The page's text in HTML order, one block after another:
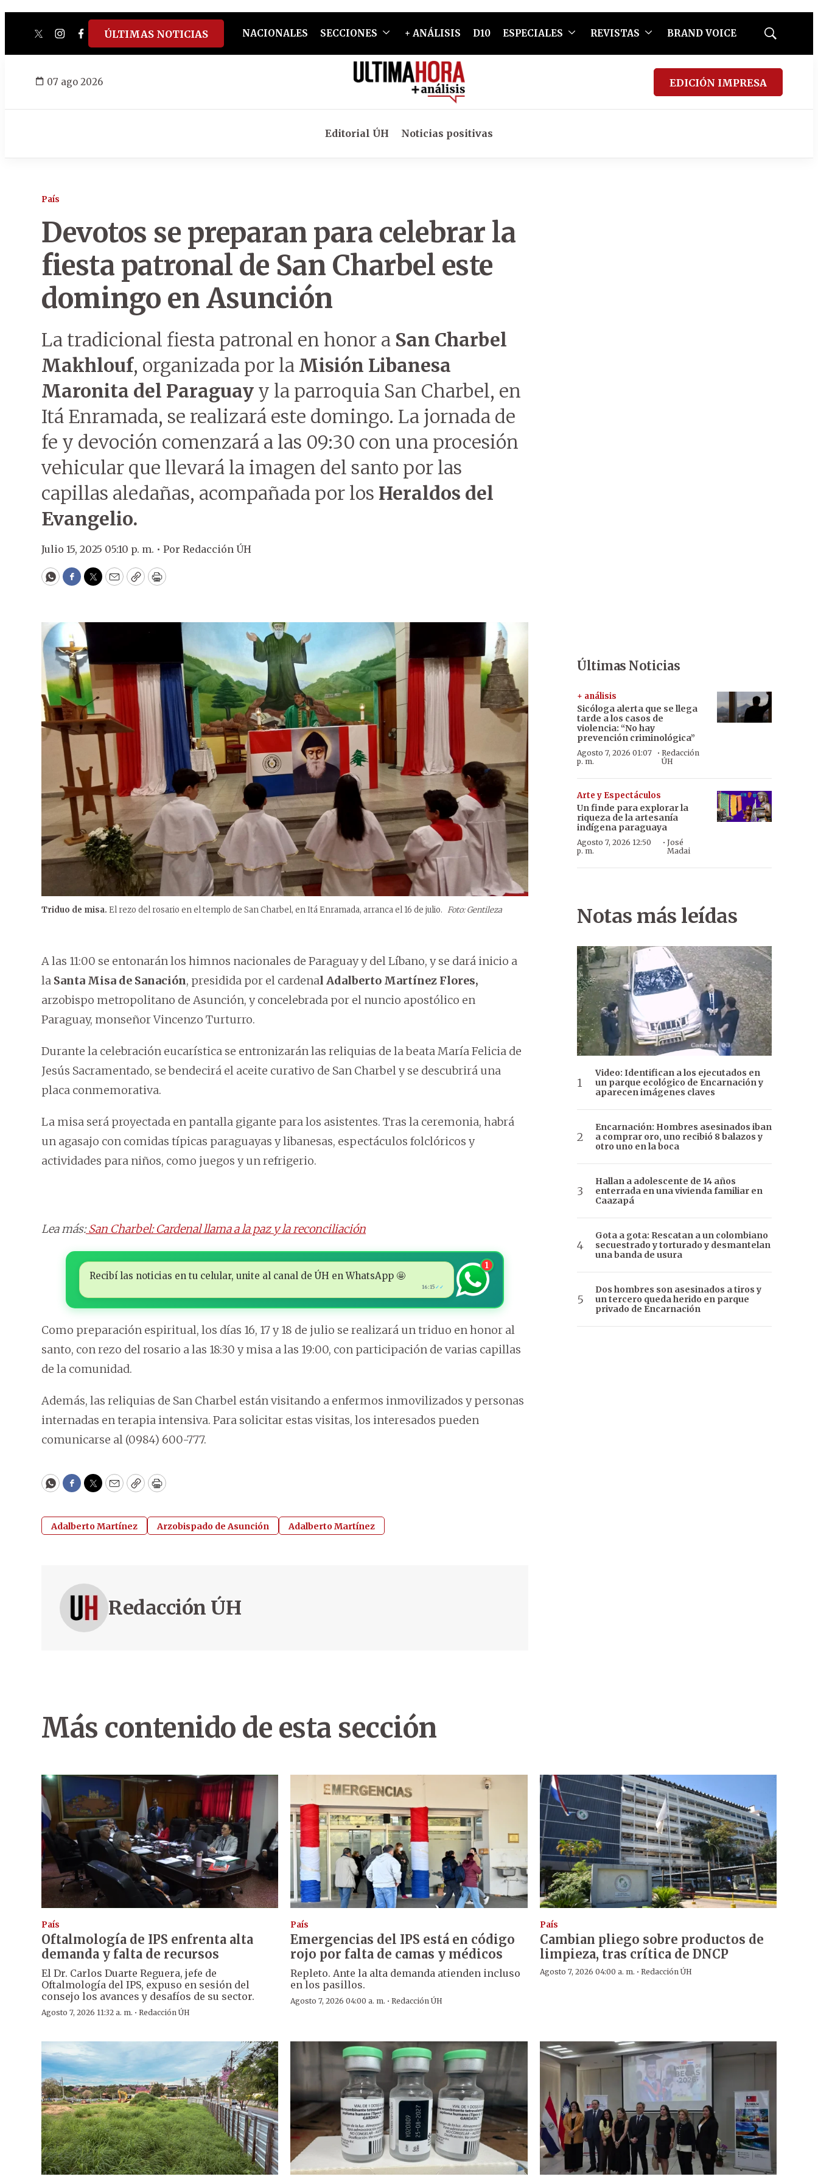
twitterinstagram
facebook
tiktokyoutube
spotify
ÚLTIMAS NOTICIAS NACIONALES SECCIONES + ANÁLISIS D10 ESPECIALES REVISTAS BRAND VOICE
Mostrar
07 ago 2026 EDICIÓN IMPRESA
Editorial ÚH Noticias positivas
País
Devotos se preparan para celebrar la
fiesta patronal de San Charbel este
domingo en Asunción
La tradicional fiesta patronal en honor a San Charbel
Makhlouf, organizada por la Misión Libanesa
Maronita del Paraguay y la parroquia San Charbel, en
Itá Enramada, se realizará este domingo. La jornada de
fe y devoción comenzará a las 09:30 con una procesión
vehicular que llevará la imagen del santo por las
capillas aledañas, acompañada por los Heraldos del
Evangelio.
Julio 15, 2025 05:10 p. m. • Por Redacción ÚH
WhatsApp
Facebook
Twitter
EmailCopyPrint
Triduo de misa. El rezo del rosario en el templo de San Charbel, en Itá Enramada, arranca el 16 de julio. Foto: Gentileza
A las 11:00 se entonarán los himnos nacionales de Paraguay y del Líbano, y se dará inicio a
la Santa Misa de Sanación, presidida por el cardenal Adalberto Martínez Flores,
arzobispo metropolitano de Asunción, y concelebrada por el nuncio apostólico en
Paraguay, monseñor Vincenzo Turturro.
Durante la celebración eucarística se entronizarán las reliquias de la beata María Felicia de
Jesús Sacramentado, se bendecirá el aceite curativo de San Charbel y se descubrirá una
placa conmemorativa.
La misa será proyectada en pantalla gigante para los asistentes. Tras la ceremonia, habrá
un agasajo con comidas típicas paraguayas y libanesas, espectáculos folclóricos y
actividades para niños, como juegos y un refrigerio.
Lea más:San Charbel: Cardenal llama a la paz y la reconciliación
Recibí las noticias en tu celular, unite al canal de ÚH en WhatsApp 🤩
16:15 ✓✓
1
Como preparación espiritual, los días 16, 17 y 18 de julio se realizará un triduo en honor al
santo, con rezo del rosario a las 18:30 y misa a las 19:00, con participación de varias capillas
de la comunidad.
Además, las reliquias de San Charbel están visitando a enfermos inmovilizados y personas
internadas en terapia intensiva. Para solicitar estas visitas, los interesados pueden
comunicarse al (0984) 600-777.
WhatsApp
Facebook
Twitter
EmailCopyPrint
Adalberto Martínez Arzobispado de Asunción Adalberto Martínez
Redacción ÚH
Últimas Noticias
+ análisis
Sicóloga alerta que se llega
tarde a los casos de
violencia: “No hay
prevención criminológica”
Agosto 7, 2026 01:07
p. m.
·Redacción
ÚH
Arte y Espectáculos
Un finde para explorar la
riqueza de la artesanía
indígena paraguaya
Agosto 7, 2026 12:50
p. m.
·José
Madai
Notas más leídas
Video: Identifican a los ejecutados en
un parque ecológico de Encarnación y
aparecen imágenes claves
Encarnación: Hombres asesinados iban
a comprar oro, uno recibió 8 balazos y
otro uno en la boca
Hallan a adolescente de 14 años
enterrada en una vivienda familiar en
Caazapá
Gota a gota: Rescatan a un colombiano
secuestrado y torturado y desmantelan
una banda de usura
Dos hombres son asesinados a tiros y
un tercero queda herido en parque
privado de Encarnación
Más contenido de esta sección
País
Oftalmología de IPS enfrenta alta
demanda y falta de recursos
El Dr. Carlos Duarte Reguera, jefe de
Oftalmología del IPS, expuso en sesión del
consejo los avances y desafíos de su sector.
Agosto 7, 2026 11:32 a. m. · Redacción ÚH
País
Emergencias del IPS está en código
rojo por falta de camas y médicos
Repleto. Ante la alta demanda atienden incluso
en los pasillos.
Agosto 7, 2026 04:00 a. m. ·Redacción ÚH
País
Cambian pliego sobre productos de
limpieza, tras crítica de DNCP
Agosto 7, 2026 04:00 a. m. · Redacción ÚH